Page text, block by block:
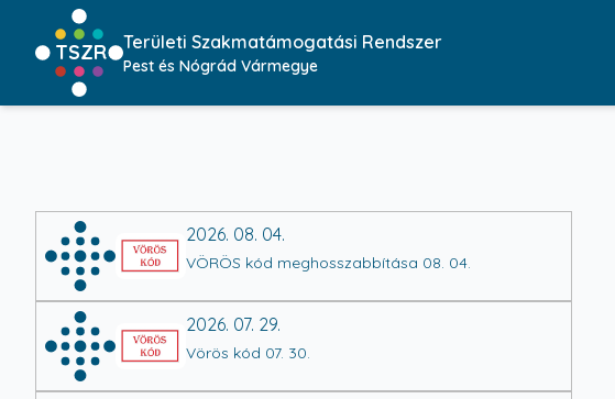
TSZR Területi Szakmatámogatási Rendszer
Pest és Nógrád Vármegye
2026. 08. 04.
VÖRÖS kód meghosszabbítása 08. 04.
2026. 07. 29.
Vörös kód 07. 30.